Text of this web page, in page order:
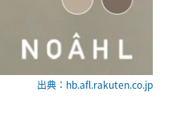
出典：hb.afl.rakuten.co.jp